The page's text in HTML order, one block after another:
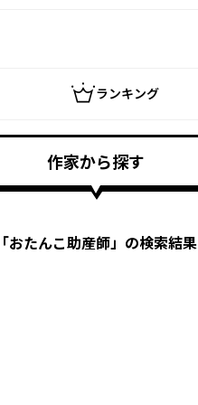
ランキング
作家から探す
「おたんこ助産師」の検索結果